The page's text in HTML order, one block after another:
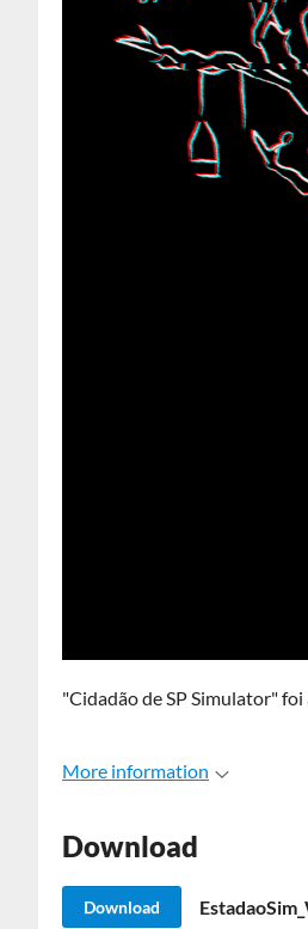
"Cidadão de SP Simulator"
More information
Download
Download